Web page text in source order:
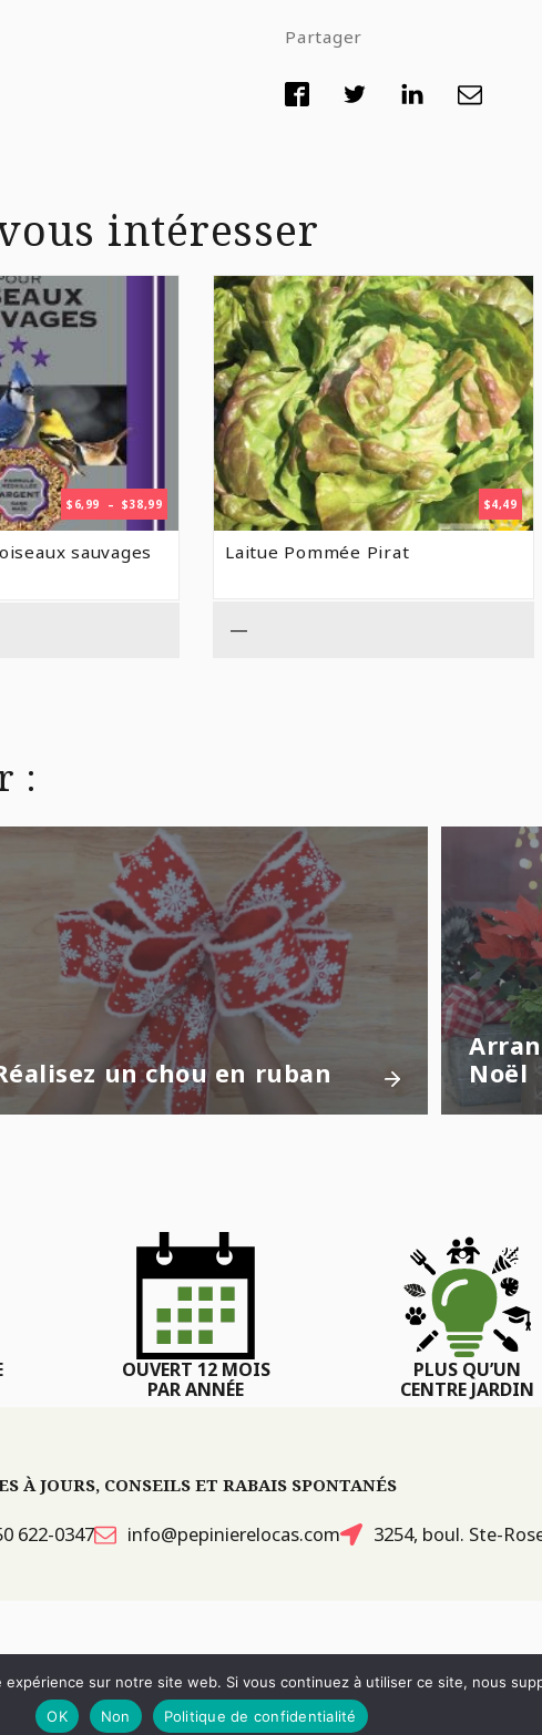
Partager
intéresser
$ 6,99 – $38,99PLAGE
DE
sauvages
$4,49
Laitue Pommée Pirat
—
:
un chou en ruban
Noël
OUVERT 12 MOIS
PAR ANNÉE
PLUS QU’UN
CENTRE JARDIN
À JOURS, CONSEILS ET RABAIS SPONTANÉS
622-0347 info@pepinierelocas.com 3254, boul. Ste-
:PAR DESIGN, AGENCE WEBRÉVOQUER LE CONSENTEMENT
sur notre site web. Si vous continuez à utiliser ce site, nous
OK
Non Politique de confidentialité